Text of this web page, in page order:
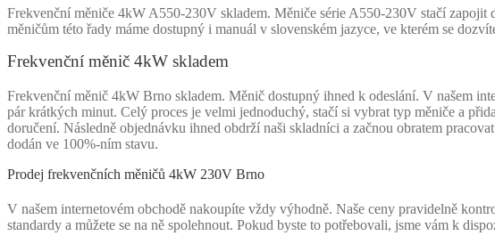
Frekvenční měniče 4kW A550-230V skladem. Měniče série A550-230V stačí
měničům této řady máme dostupný i manuál v slovenském jazyce, ve kterém se
Frekvenční měnič 4kW skladem
Frekvenční měnič 4kW Brno skladem. Měnič dostupný ihned k odeslání. V našem
pár krátkých minut. Celý proces je velmi jednoduchý, stačí si vybrat typ měniče a
doručení. Následně objednávku ihned obdrží naši skladníci a začnou obratem
dodán ve 100%-ním stavu.
Prodej frekvenčních měničů 4kW 230V Brno
V našem internetovém obchodě nakoupíte vždy výhodně. Naše ceny pravidelně
standardy a můžete se na ně spolehnout. Pokud byste to potřebovali, jsme vám k